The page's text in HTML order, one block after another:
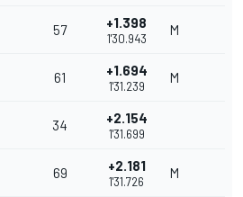
57 +1.398
1'30.943
M
61 +1.694
1'31.239
M
34 +2.154
1'31.699
69 +2.181
1'31.726
M